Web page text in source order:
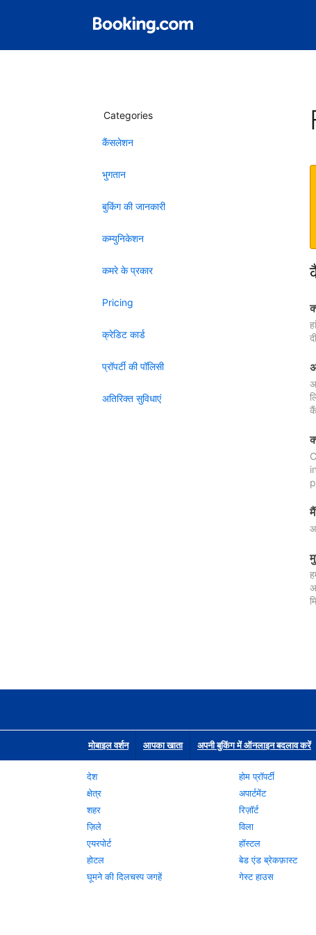
Categories
कैंसलेशन
भुगतान
बुकिंग की जानकारी
कम्युनिकेशन
कमरे के प्रकार
Pricing
क्रेडिट कार्ड
प्रॉपर्टी की पॉलिसी
अतिरिक्त सुविधाएं
मोबाइल वर्शन आपका खाता अपनी बुकिंग में ऑनलाइन बदलाव करें
देश
क्षेत्र
शहर
ज़िले
एयरपोर्ट
होटल
घूमने की दिलचस्प जगहें
होम प्रॉपर्टी
अपार्टमेंट
रिज़ॉर्ट
विला
हॉस्टल
बेड एंड ब्रेकफ़ास्ट
गेस्ट हाउस